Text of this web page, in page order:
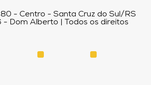
- Centro - Santa Cruz do Sul/RS
Dom Alberto | Todos os direitos